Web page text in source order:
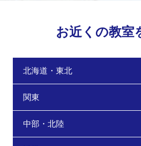
お近くの教室
北海道・東北
関東
中部・北陸